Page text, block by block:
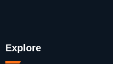
Explore